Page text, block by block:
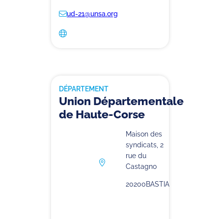
ud-21@unsa.org
DÉPARTEMENT
Union Départementale
de Haute-Corse
Maison des
syndicats, 2
rue du
Castagno
20200BASTIA